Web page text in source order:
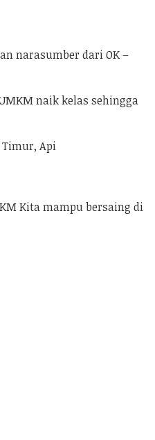
narasumber dari OK –
naik kelas sehingga
Api
Kita mampu bersaing di